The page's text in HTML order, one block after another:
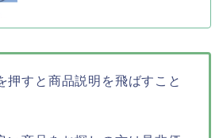
押すと商品説明を飛ばすこと